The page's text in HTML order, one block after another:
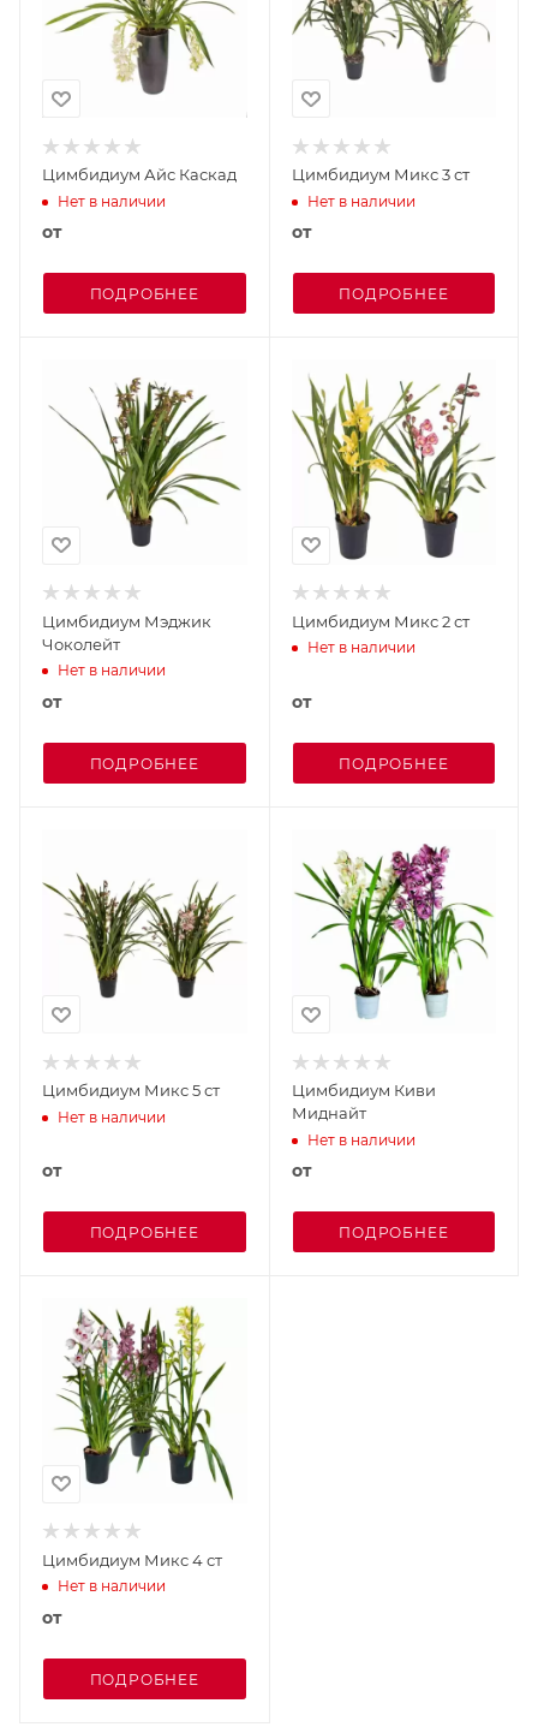
Цимбидиум Айс Каскад
Нет в наличии
от
ПОДРОБНЕЕ
Цимбидиум Микс 3 ст
Нет в наличии
от
ПОДРОБНЕЕ
Цимбидиум Мэджик
Чоколейт
Нет в наличии
от
ПОДРОБНЕЕ
Цимбидиум Микс 2 ст
Нет в наличии
от
ПОДРОБНЕЕ
Цимбидиум Микс 5 ст
Нет в наличии
от
ПОДРОБНЕЕ
Цимбидиум Киви
Миднайт
Нет в наличии
от
ПОДРОБНЕЕ
Цимбидиум Микс 4 ст
Нет в наличии
от
ПОДРОБНЕЕ